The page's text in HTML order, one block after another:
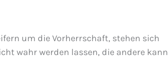
um die Vorherrschaft, stehen sich
wahr werden lassen, die andere kann